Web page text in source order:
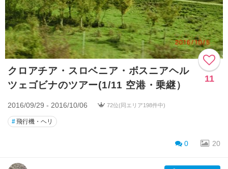
クロアチア・スロベニア・ボスニアヘル
ツェゴビナのツアー(1/11 空港・乗継）
11
2016/09/29 - 2016/10/06 72位(同エリア198件中)
#飛行機・ヘリ
0 20